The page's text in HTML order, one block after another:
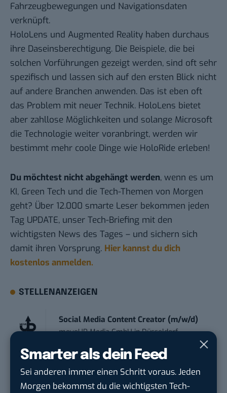
Smarter als dein Feed
Sei anderen immer einen Schritt voraus. Jeden
Morgen bekommst du die wichtigsten Tech-
Fahrzeugbewegungen und Navigationsdaten
verknüpft.
HoloLens und Augmented Reality haben durchaus
ihre Daseinsberechtigung. Die Beispiele, die bei
solchen Vorführungen gezeigt werden, sind oft sehr
spezifisch und lassen sich auf den ersten Blick nicht
auf andere Branchen anwenden. Das ist eben oft
das Problem mit neuer Technik. HoloLens bietet
aber zahllose Möglichkeiten und solange Microsoft
die Technologie weiter voranbringt, werden wir
bestimmt mehr coole Dinge wie HoloRide erleben!
Du möchtest nicht abgehängt werden, wenn es um
KI, Green Tech und die Tech-Themen von Morgen
geht? Über 12.000 smarte Leser bekommen jeden
Tag UPDATE, unser Tech-Briefing mit den
wichtigsten News des Tages – und sichern sich
damit ihren Vorsprung. Hier kannst du dich
kostenlos anmelden.
STELLENANZEIGEN
Social Media Content Creator (m/w/d)
moveUP Media GmbHinDüsseldorf
Anforderungs- und Projektmanager
touristische...
trendtours Holding GmbHinEschborn